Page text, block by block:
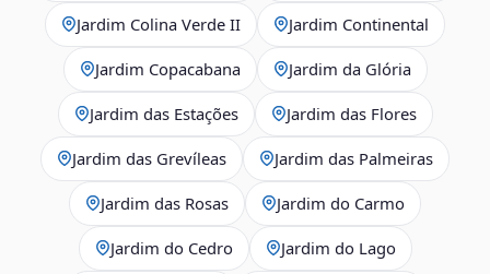
Jardim Colina Verde II Jardim Continental
Jardim Copacabana Jardim da Glória
Jardim das Estações Jardim das Flores
Jardim das Grevíleas Jardim das Palmeiras
Jardim das Rosas Jardim do Carmo
Jardim do Cedro Jardim do Lago